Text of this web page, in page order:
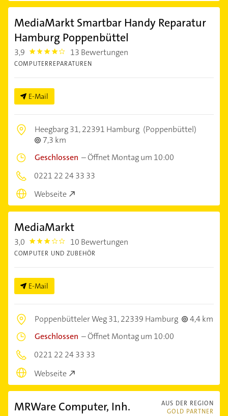
MediaMarkt Smartbar Handy Reparatur
Hamburg Poppenbüttel
3,9 3.9 13 Bewertungen
COMPUTERREPARATUREN
E-Mail
Heegbarg 31,22391 Hamburg (Poppenbüttel)
7,3 km
Geschlossen –Öffnet Montag um 10:00
0221 22 24 33 33
Webseite
MediaMarkt
3,0 3.0 10 Bewertungen
COMPUTER UND ZUBEHÖR
E-Mail
Poppenbütteler Weg 31,22339 Hamburg
4,4 km
Geschlossen –Öffnet Montag um 10:00
0221 22 24 33 33
Webseite
AUS DER REGION
GOLD PARTNER
MRWare Computer, Inh.